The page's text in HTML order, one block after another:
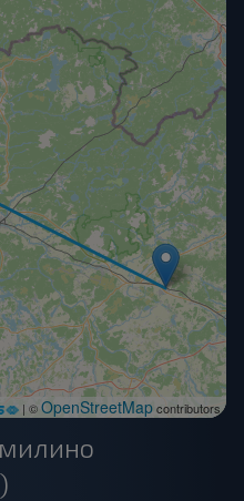
| ©OpenStreetMapcontributors